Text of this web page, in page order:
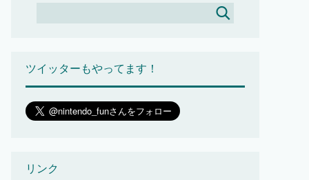
ツイッターもやってます！
リンク